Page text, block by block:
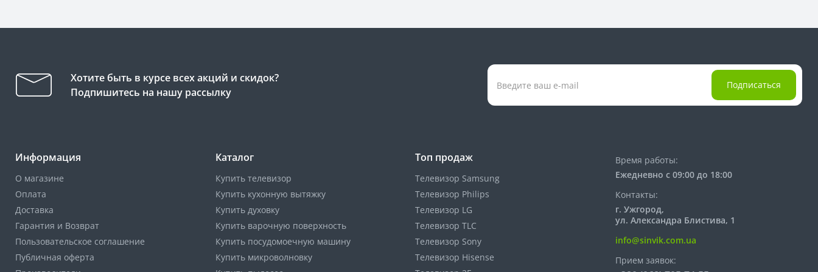
Хотите быть в курсе всех акций и скидок?
Подпишитесь на нашу рассылку
Подписаться
Информация
О магазине
Оплата
Доставка
Гарантия и Возврат
Пользовательское соглашение
Публичная оферта
Каталог
Купить телевизор
Купить кухонную вытяжку
Купить духовку
Купить варочную поверхность
Купить посудомоечную машину
Купить микроволновку
Топ продаж
Телевизор Samsung
Телевизор Philips
Телевизор LG
Телевизор TLC
Телевизор Sony
Телевизор Hisense
Время работы:
Ежедневно с 09:00 до 18:00
Контакты:
г. Ужгород,
ул. Александра Блистива, 1
info@sinvik.com.ua
Прием заявок: